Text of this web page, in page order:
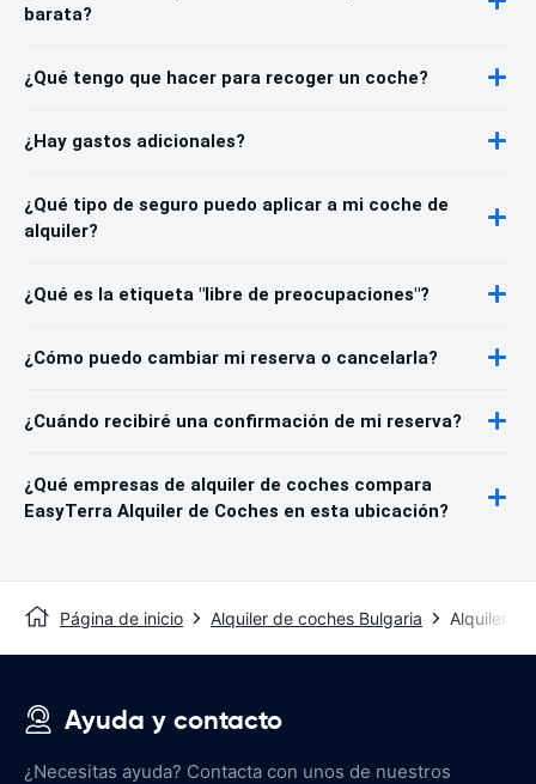
barata?
¿Qué tengo que hacer para recoger un coche?
¿Hay gastos adicionales?
¿Qué tipo de seguro puedo aplicar a mi coche de
alquiler?
¿Qué es la etiqueta "libre de preocupaciones"?
¿Cómo puedo cambiar mi reserva o cancelarla?
¿Cuándo recibiré una confirmación de mi reserva?
¿Qué empresas de alquiler de coches compara
EasyTerra Alquiler de Coches en esta ubicación?
Página de inicio Alquiler de coches Bulgaria Alquiler
Ayuda y contacto
¿Necesitas ayuda? Contacta con unos de nuestros